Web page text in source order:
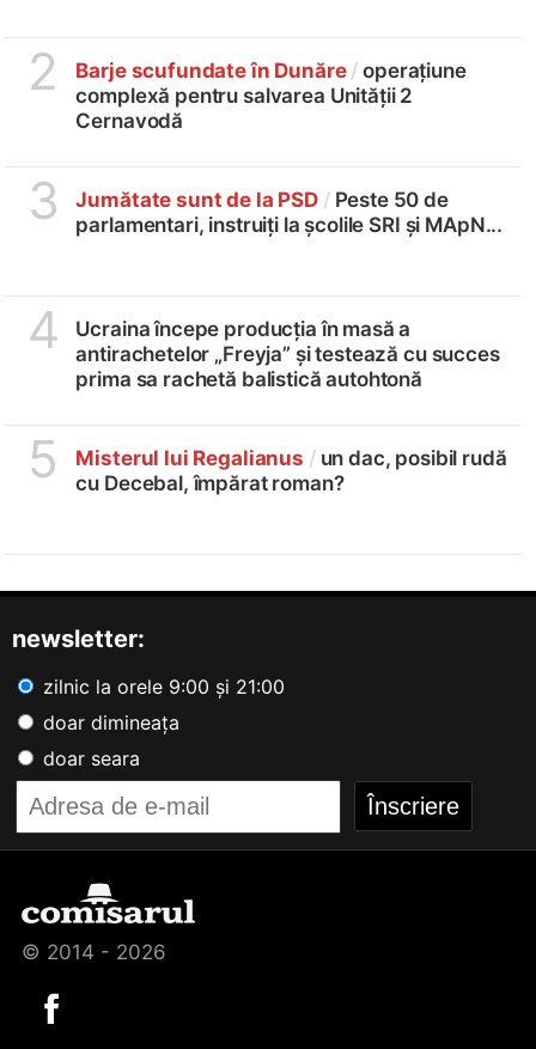
2 Barje scufundate în Dunăre / operațiune
complexă pentru salvarea Unității 2
Cernavodă
3 Jumătate sunt de la PSD / Peste 50 de
parlamentari, instruiți la școlile SRI și MApN...
4
Ucraina începe producția în masă a
antirachetelor „Freyja” și testează cu succes
prima sa rachetă balistică autohtonă
5 Misterul lui Regalianus /un dac, posibil rudă
cu Decebal, împărat roman?
newsletter:
zilnic la orele 9:00 și 21:00
doar dimineața
doar seara
© 2014 - 2026